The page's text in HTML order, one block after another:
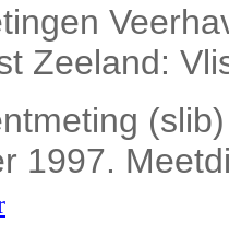
Zeeland:
1997.